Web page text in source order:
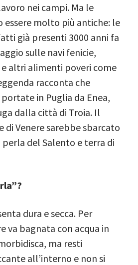
nei campi. Ma le
essere molto più antiche: le
già presenti 3000 anni fa
sulle navi fenicie,
altri alimenti poveri come
racconta che
in Puglia da Enea,
dalla città di Troia. Il
di Venere sarebbe sbarcato
perla del Salento e terra di
dura e secca. Per
va bagnata con acqua in
ma resti
all’interno e non si